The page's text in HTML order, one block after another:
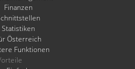
Finanzen
Statistiken
Österreich
Funktionen